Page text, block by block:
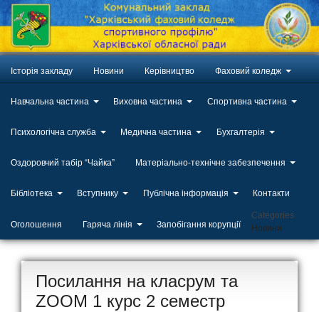
Історія закладу Новини Керівництво Фаховий коледж
Навчальна частина Виховна частина Спортивна частина
Психологічна служба Медична частина Бухгалтерія
Оздоровчий табір “Чайка” Матеріально-технічне забезпечення
Бібліотека Вступнику Публічна інформація Контакти
Оголошення Гаряча лінія Запобігання корупції
Categories
Новини
Посилання на класрум та
ZOOM 1 курс 2 семестр